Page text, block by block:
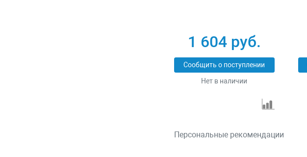
1 604 руб.
Сообщить о поступлении
Нет в наличии
Персональные рекомендации